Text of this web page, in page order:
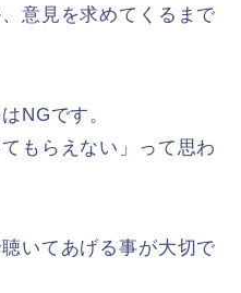
意見を求めてくるまで
NGです。
もらえない」って思わ
いてあげる事が大切で